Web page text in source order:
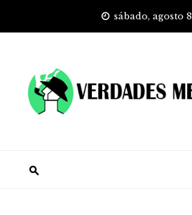
sábado, agosto 8